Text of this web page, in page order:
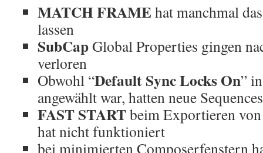
MATCH FRAMEhat manchmal
lassen
SubCapGlobal Properties gingen
verloren
Obwohl “Default Sync Locks On”
angewählt war, hatten neue
FAST STARTbeim Exportieren
hat nicht funktioniert
bei minimierten Composerfenstern